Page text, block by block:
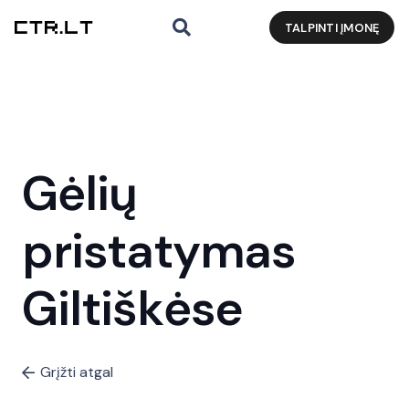
TALPINTI ĮMONĘ
Gėlių
pristatymas
Giltiškėse
Grįžti atgal